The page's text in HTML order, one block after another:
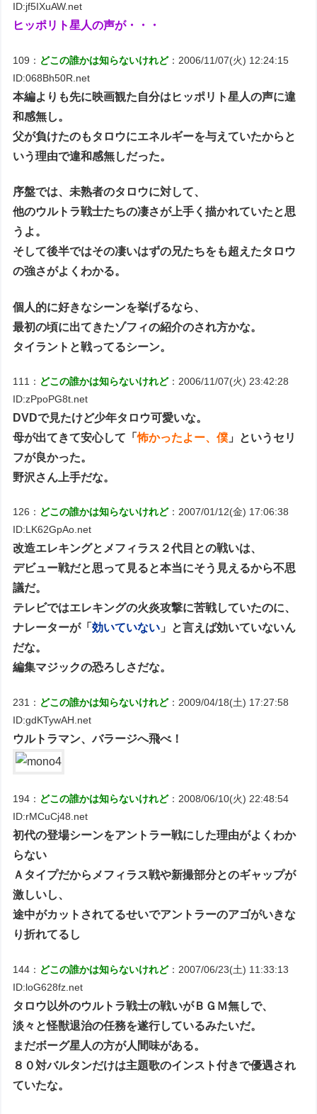
ID:jf5IXuAW.net
ヒッポリト星人の声が・・・
109： どこの誰かは知らないけれど：2006/11/07(火) 12:24:15
ID:068Bh50R.net
本編よりも先に映画観た自分はヒッポリト星人の声に違
和感無し。
父が負けたのもタロウにエネルギーを与えていたからと
いう理由で違和感無しだった。
序盤では、未熟者のタロウに対して、
他のウルトラ戦士たちの凄さが上手く描かれていたと思
うよ。
そして後半ではその凄いはずの兄たちをも超えたタロウ
の強さがよくわかる。
個人的に好きなシーンを挙げるなら、
最初の頃に出てきたゾフィの紹介のされ方かな。
タイラントと戦ってるシーン。
111： どこの誰かは知らないけれど：2006/11/07(火) 23:42:28
ID:zPpoPG8t.net
DVDで見たけど少年タロウ可愛いな。
母が出てきて安心して「怖かったよー、僕 」というセリ
フが良かった。
野沢さん上手だな。
126： どこの誰かは知らないけれど：2007/01/12(金) 17:06:38
ID:LK62GpAo.net
改造エレキングとメフィラス２代目との戦いは、
デビュー戦だと思って見ると本当にそう見えるから不思
議だ。
テレビではエレキングの火炎攻撃に苦戦していたのに、
ナレーターが「効いていない 」と言えば効いていないん
だな。
編集マジックの恐ろしさだな。
231： どこの誰かは知らないけれど：2009/04/18(土) 17:27:58
ID:gdKTywAH.net
ウルトラマン、バラージへ飛べ！
194： どこの誰かは知らないけれど：2008/06/10(火) 22:48:54
ID:rMCuCj48.net
初代の登場シーンをアントラー戦にした理由がよくわか
らない
Ａタイプだからメフィラス戦や新撮部分とのギャップが
激しいし、
途中がカットされてるせいでアントラーのアゴがいきな
り折れてるし
144： どこの誰かは知らないけれど：2007/06/23(土) 11:33:13
ID:loG628fz.net
タロウ以外のウルトラ戦士の戦いがＢＧＭ無しで、
淡々と怪獣退治の任務を遂行しているみたいだ。
まだボーグ星人の方が人間味がある。
８０対バルタンだけは主題歌のインスト付きで優遇され
ていたな。